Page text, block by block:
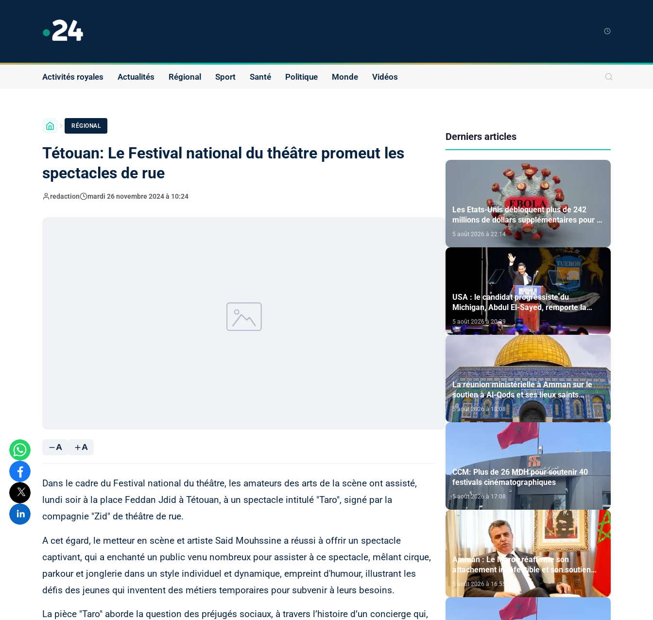
Activités royales Actualités Régional Sport Santé Politique Monde Vidéos
RÉGIONAL
Tétouan: Le Festival national du théâtre promeut les
spectacles de rue
redaction mardi 26 novembre 2024 à 10:24
A A
Dans le cadre du Festival national du théâtre, les amateurs des arts de la scène ont assisté,
lundi soir à la place Feddan Jdid à Tétouan, à un spectacle intitulé "Taro", signé par la
compagnie "Zid" de théâtre de rue.
A cet égard, le metteur en scène et artiste Said Mouhssine a réussi à offrir un spectacle
captivant, qui a enchanté un public venu nombreux pour assister à ce spectacle, mêlant cirque,
parkour et jonglerie dans un style individuel et dynamique, empreint d'humour, illustrant les
défis des jeunes qui inventent des métiers temporaires pour subvenir à leurs besoins.
La pièce "Taro" aborde la question des préjugés sociaux, à travers l’histoire d’un concierge qui,
Derniers articles
Les Etats-Unis débloquent plus de 242
millions de dollars supplémentaires pour la
lutte contre Ebola
5 août 2026 à 22:14
USA : le candidat progressiste du
Michigan, Abdul El-Sayed, remporte la
primaire démocrate pour le Sénat
5 août 2026 à 20:39
La réunion ministérielle à Amman sur le
soutien à Al-Qods et ses lieux saints
souligne l’importance du rôle du Comité Al
Qods présidé par SM le Roi
5 août 2026 à 18:08
CCM: Plus de 26 MDH pour soutenir 40
festivals cinématographiques
5 août 2026 à 17:08
Amman : Le Maroc réaffirme son
attachement indéfectible et son soutien
constant aux droits légitimes du peuple
palestinien
5 août 2026 à 16:55